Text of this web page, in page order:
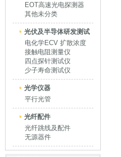
EOT高速光电探测器
其他未分类
光伏及半导体研发测试
电化学ECV 扩散浓度
接触电阻测量仪
四点探针测试仪
少子寿命测试仪
光学仪器
平行光管
光纤配件
光纤跳线及配件
无源器件